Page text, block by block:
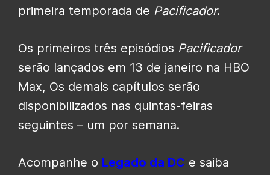
primeira temporada de Pacificador.
Os primeiros três episódios Pacificador
serão lançados em 13 de janeiro na HBO
Max, Os demais capítulos serão
disponibilizados nas quintas-feiras
seguintes – um por semana.
Acompanhe o Legado da DC e saiba